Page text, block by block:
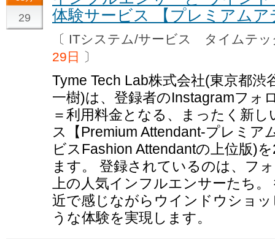
29
体験サービス 【プレミアム
〔 ITシステム/サービス タイムテ
29日
〕
Tyme Tech Lab株式会社(東京都
一樹)は、登録者のInstagramフォ
＝利用料金となる、まったく新
ス【Premium Attendant-プレミア
ビスFashion Attendantの上位版)
ます。 登録されているのは、フ
上の人気インフルエンサーたち
近で感じながらウインドウショ
うな体験を実現します。